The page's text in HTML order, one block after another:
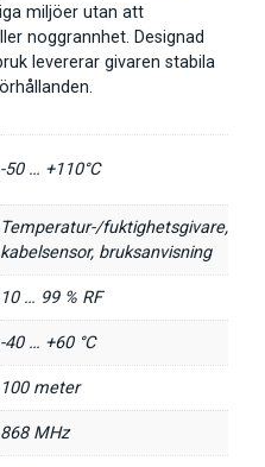
miljöer utan att
noggrannhet. Designad
levererar givaren stabila
-50 … +110°C
Temperatur-/fuktighetsgivare,
kabelsensor, bruksanvisning
10 … 99 % RF
-40 … +60 °C
100 meter
868 MHz